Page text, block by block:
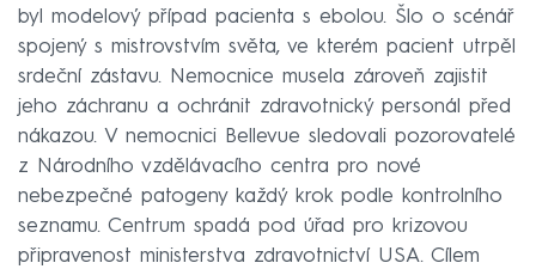
byl modelový případ pacienta s ebolou. Šlo o scénář
spojený s mistrovstvím světa, ve kterém pacient utrpěl
srdeční zástavu. Nemocnice musela zároveň zajistit
jeho záchranu a ochránit zdravotnický personál před
nákazou. V nemocnici Bellevue sledovali pozorovatelé
z Národního vzdělávacího centra pro nové
nebezpečné patogeny každý krok podle kontrolního
seznamu. Centrum spadá pod úřad pro krizovou
připravenost ministerstva zdravotnictví USA. Cílem